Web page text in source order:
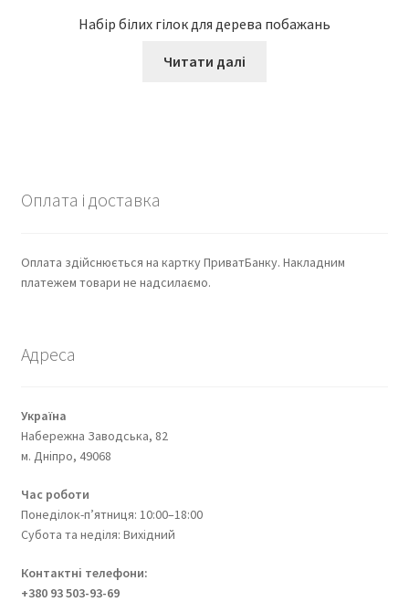
Набір білих гілок для дерева побажань
Читати далі
Оплата і доставка
Оплата здійснюється на картку ПриватБанку. Накладним
платежем товари не надсилаємо.
Адреса
Україна
Набережна Заводська, 82
м. Дніпро, 49068
Час роботи
Понеділок-п’ятниця: 10:00–18:00
Субота та неділя: Вихідний
Контактні телефони:
+380 93 503-93-69